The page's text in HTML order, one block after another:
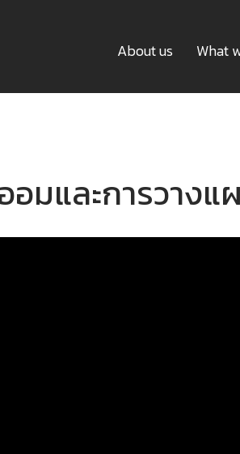
About us What
อมและการวางแ